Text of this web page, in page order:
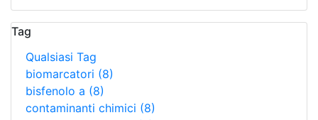
Tag
Qualsiasi Tag
biomarcatori (8)
bisfenolo a (8)
contaminanti chimici (8)